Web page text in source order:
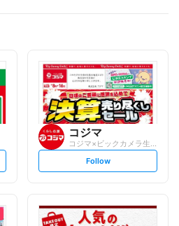
コジマ
コジマ×ビックカメラ生野店
s
t
l
o
w
Follow